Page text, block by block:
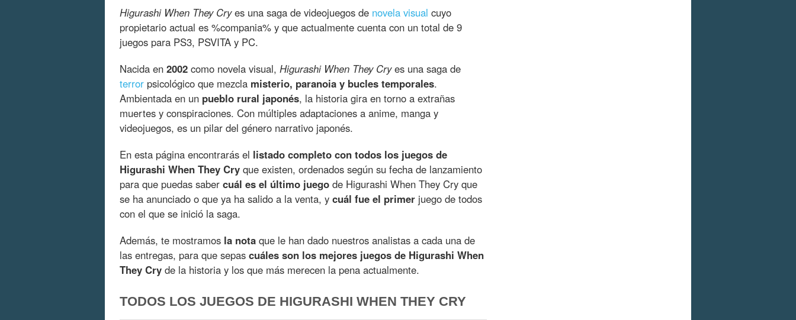
Higurashi When They Cryes una saga de videojuegos de novela visual cuyo
propietario actual es %compania% y que actualmente cuenta con un total de 9
juegos para PS3, PSVITA y PC.
Nacida en 2002 como novela visual, Higurashi When They Cryes una saga de
terror psicológico que mezcla misterio, paranoia y bucles temporales.
Ambientada en un pueblo rural japonés, la historia gira en torno a extrañas
muertes y conspiraciones. Con múltiples adaptaciones a anime, manga y
videojuegos, es un pilar del género narrativo japonés.
En esta página encontrarás el listado completo con todos los juegos de
Higurashi When They Cry que existen, ordenados según su fecha de lanzamiento
para que puedas saber cuál es el último juego de Higurashi When They Cry que
se ha anunciado o que ya ha salido a la venta, y cuál fue el primer juego de todos
con el que se inició la saga.
Además, te mostramos la nota que le han dado nuestros analistas a cada una de
las entregas, para que sepas cuáles son los mejores juegos de Higurashi When
They Cry de la historia y los que más merecen la pena actualmente.
TODOS LOS JUEGOS DE HIGURASHI WHEN THEY CRY